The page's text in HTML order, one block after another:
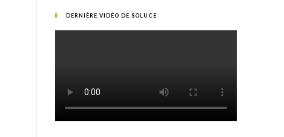
DERNIÈRE VIDÉO DE SOLUCE